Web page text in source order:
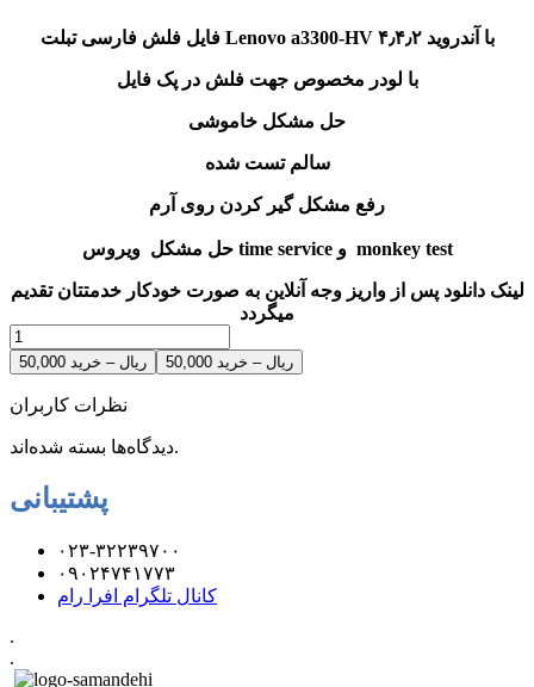
فایل فلش فارسی تبلت Lenovo a3300-HV با آندروید ۴٫۴٫۲
با لودر مخصوص جهت فلش در پک فایل
حل مشکل خاموشی
سالم تست شده
رفع مشکل گیر کردن روی آرم
حل مشکل ویروس time service و monkey test
لینک دانلود پس از واریز وجه آنلاین به صورت خودکار خدمتتان تقدیم
میگردد
50,000 ریال – خرید
نظرات کاربران
دیدگاه‌ها بسته شده‌اند.
پشتیبانی
۰۲۳-۳۲۲۳۹۷۰۰
۰۹۰۲۴۷۴۱۷۷۳
کانال تلگرام افرا رام
.
.